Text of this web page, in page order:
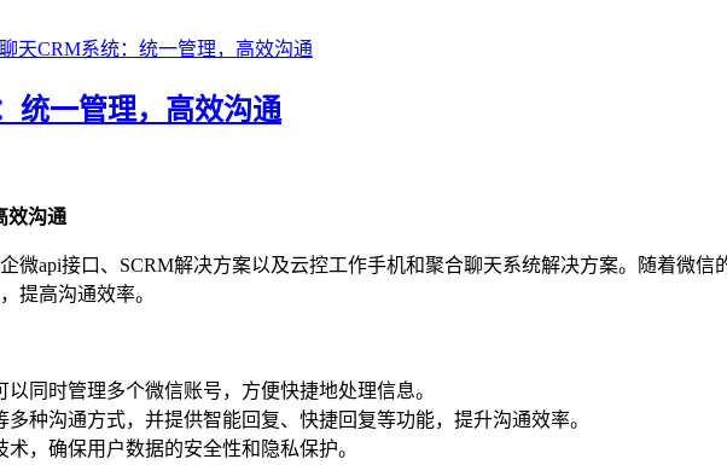
天CRM系统：统一管理，高效沟通
统一管理，高效沟通
效沟通
微api接口、SCRM解决方案以及云控工作手机和聚合聊天系统解决方案。随着微
提高沟通效率。
以同时管理多个微信账号，方便快捷地处理信息。
种沟通方式，并提供智能回复、快捷回复等功能，提升沟通效率。
，确保用户数据的安全性和隐私保护。